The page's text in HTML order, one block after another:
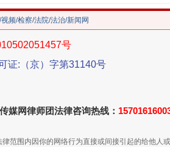
重拳出击！专项整治午间
频/检察/法院/法治/新闻网
号
证:（京）字第31140号
媒网律师团法律咨询热线：
范围内因你的网络行为直接或间接引起的给他人